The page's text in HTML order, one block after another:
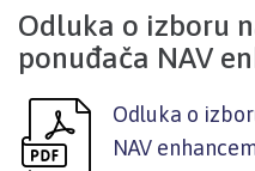
Odluka o izboru
ponuđača NAV
Odluka o
NAV